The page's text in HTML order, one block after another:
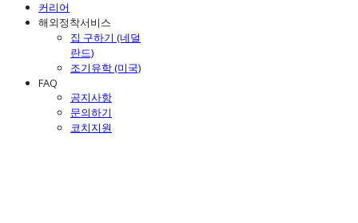
커리어
해외정착서비스
집 구하기 (네덜
란드)
조기유학 (미국)
FAQ
공지사항
문의하기
코치지원